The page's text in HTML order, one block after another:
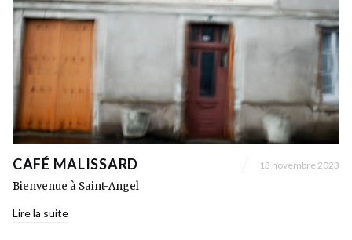
CAFÉ MALISSARD 13 novembre 2023
Bienvenue à Saint-Angel
Lire la suite